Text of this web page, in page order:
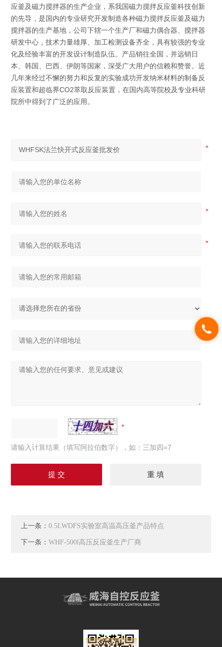
应釜及磁力搅拌器的生产企业，系我国磁力搅拌反应釜科技创新
的先导，是国内的专业研究开发制造各种磁力搅拌反应釜及磁力
搅拌器的生产基地，公司下辖一个生产厂和磁力偶合器、搅拌器
研发中心，技术力量雄厚、加工检测设备齐全，具有较强的专业
化及经验丰富的开发设计制造队伍。产品销往全国，并远销日
本、韩国、巴西、伊朗等国家，深受广大用户的信赖和赞誉。近
几年来经过不懈的努力和反复的实验成功开发纳米材料的制备反
应装置和超临界CO2萃取反应装置，在国内高等院校及专业科研
院所中得到了广泛的应用。
请输入计算结果（填写阿拉伯数字），如：三加四=7
上一条：0.5LWDFS实验室高温高压釜产品特点
下一条：WHF-500l高压反应釜生产厂商